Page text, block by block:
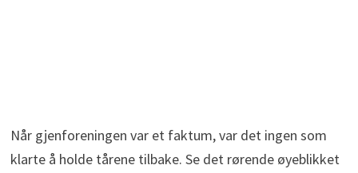
Når gjenforeningen var et faktum, var det ingen som
klarte å holde tårene tilbake. Se det rørende øyeblikket